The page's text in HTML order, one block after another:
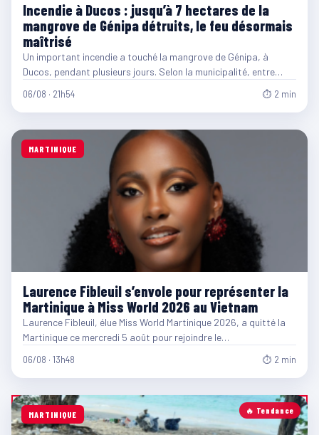
Incendie à Ducos : jusqu’à 7 hectares de la
mangrove de Génipa détruits, le feu désormais
maîtrisé
Un important incendie a touché la mangrove de Génipa, à
Ducos, pendant plusieurs jours. Selon la municipalité, entre…
06/08 · 21h54 ⏱ 2 min
MARTINIQUE
Laurence Fibleuil s’envole pour représenter la
Martinique à Miss World 2026 au Vietnam
Laurence Fibleuil, élue Miss World Martinique 2026, a quitté la
Martinique ce mercredi 5 août pour rejoindre le…
06/08 · 13h48 ⏱ 2 min
🔥 Tendance
MARTINIQUE